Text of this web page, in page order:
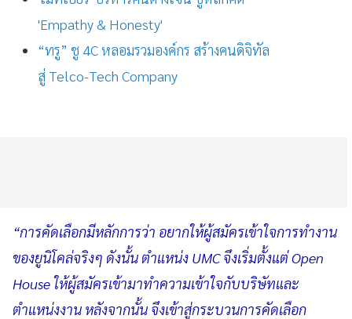
'Empathy & Honesty'
“ทรู” ชู 4C หลอมรวมองค์กร สร้างคนดิจิทัล
สู่ Telco-Tech Company
“การคัดเลือกมีหลักการว่า อยากให้ผู้สมัครเข้าใจการทำงาน
ของยูนิโคล่จริงๆ ดังนั้น ตำแหน่ง UMC จึงเริ่มตั้งแต่ Open
House ให้ผู้สมัครเข้ามาทำความเข้าใจกับบริษัทและ
ตำแหน่งงาน หลังจากนั้น จึงเข้าสู่กระบวนการคัดเลือก